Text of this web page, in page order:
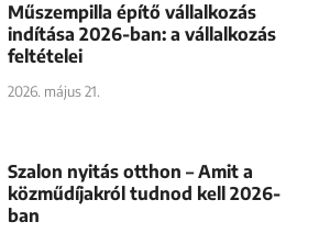
Műszempilla építő vállalkozás
indítása 2026-ban: a vállalkozás
feltételei
2026. május 21.
Szalon nyitás otthon – Amit a
közműdíjakról tudnod kell 2026-
ban